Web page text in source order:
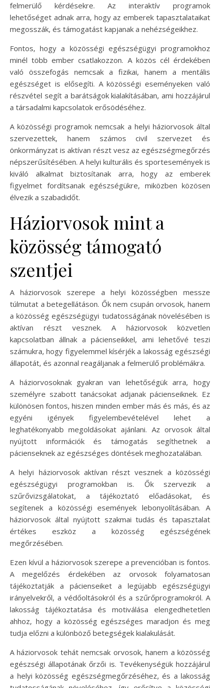
felmerülő kérdésekre. Az interaktív programok
lehetőséget adnak arra, hogy az emberek tapasztalataikat
megosszák, és támogatást kapjanak a nehézségeikhez.
Fontos, hogy a közösségi egészségügyi programokhoz
minél több ember csatlakozzon. A közös cél érdekében
való összefogás nemcsak a fizikai, hanem a mentális
egészséget is elősegíti. A közösségi eseményeken való
részvétel segít a barátságok kialakításában, ami hozzájárul
a társadalmi kapcsolatok erősödéséhez.
A közösségi programok nemcsak a helyi háziorvosok által
szervezettek, hanem számos civil szervezet és
önkormányzat is aktívan részt vesz az egészségmegőrzés
népszerűsítésében. A helyi kulturális és sportesemények is
kiváló alkalmat biztosítanak arra, hogy az emberek
figyelmet fordítsanak egészségükre, miközben közösen
élvezik a szabadidőt.
Háziorvosok mint a
közösség támogató
szentjei
A háziorvosok szerepe a helyi közösségben messze
túlmutat a betegellátáson. Ők nem csupán orvosok, hanem
a közösség egészségügyi tudatosságának növelésében is
aktívan részt vesznek. A háziorvosok közvetlen
kapcsolatban állnak a pácienseikkel, ami lehetővé teszi
számukra, hogy figyelemmel kísérjék a lakosság egészségi
állapotát, és azonnal reagáljanak a felmerülő problémákra.
A háziorvosoknak gyakran van lehetőségük arra, hogy
személyre szabott tanácsokat adjanak pácienseiknek. Ez
különösen fontos, hiszen minden ember más és más, és az
egyéni igények figyelembevételével lehet a
leghatékonyabb megoldásokat ajánlani. Az orvosok által
nyújtott információk és támogatás segíthetnek a
pácienseknek az egészséges döntések meghozatalában.
A helyi háziorvosok aktívan részt vesznek a közösségi
egészségügyi programokban is. Ők szervezik a
szűrővizsgálatokat, a tájékoztató előadásokat, és
segítenek a közösségi események lebonyolításában. A
háziorvosok által nyújtott szakmai tudás és tapasztalat
értékes eszköz a közösség egészségének
megőrzésében.
Ezen kívül a háziorvosok szerepe a prevencióban is fontos.
A megelőzés érdekében az orvosok folyamatosan
tájékoztatják a pácienseiket a legújabb egészségügyi
irányelvekről, a védőoltásokról és a szűrőprogramokról. A
lakosság tájékoztatása és motiválása elengedhetetlen
ahhoz, hogy a közösség egészséges maradjon és meg
tudja előzni a különböző betegségek kialakulását.
A háziorvosok tehát nemcsak orvosok, hanem a közösség
egészségi állapotának őrzői is. Tevékenységük hozzájárul
a helyi közösség egészségmegőrzéséhez, és a lakosság